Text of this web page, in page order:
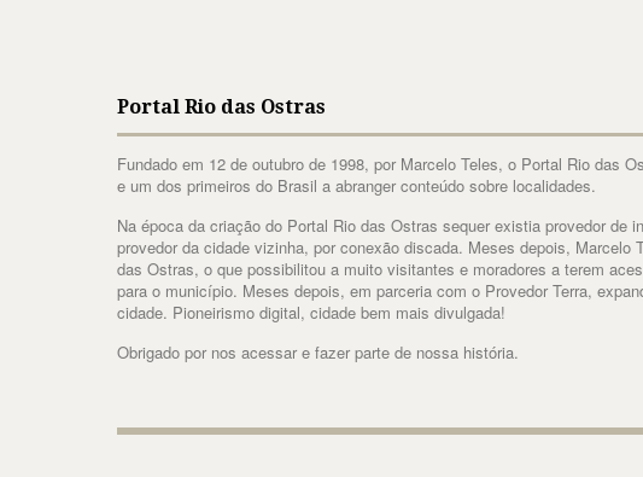
Portal Rio das Ostras
Fundado em 12 de outubro de 1998, por Marcelo Teles, o Portal Rio das
e um dos primeiros do Brasil a abranger conteúdo sobre localidades.
Na época da criação do Portal Rio das Ostras sequer existia provedor de
provedor da cidade vizinha, por conexão discada. Meses depois, Marcelo
das Ostras, o que possibilitou a muito visitantes e moradores a terem
para o município. Meses depois, em parceria com o Provedor Terra,
cidade. Pioneirismo digital, cidade bem mais divulgada!
Obrigado por nos acessar e fazer parte de nossa história.